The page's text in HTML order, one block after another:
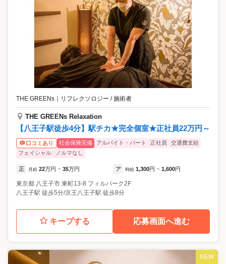
THE GREENs ｜ リフレクソロジー / 施術者
THE GREENs Relaxation
【八王子駅徒歩4分】駅チカ★完全個室★正社員22万円～
口コミあり 社会保険完備 アルバイト・パート 正社員
交通費支給
フェイシャル
ノルマなし
正 月給 22万円 ~ 35万円 ア 時給 1,300円 ~ 1,600円
東京都 八王子市 東町13-8 フィルパーク2F
八王子駅 徒歩5分/京王八王子駅 徒歩8分
キープする 応募画面へ進む
NEW